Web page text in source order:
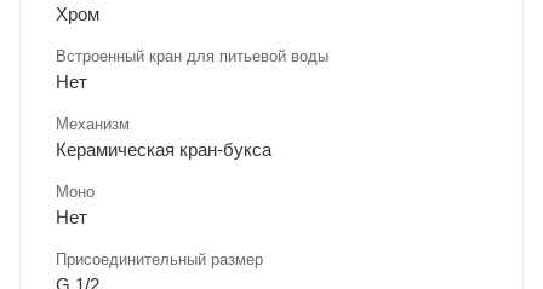
Хром
Встроенный кран для питьевой воды
Нет
Механизм
Керамическая кран-букса
Моно
Нет
Присоединительный размер